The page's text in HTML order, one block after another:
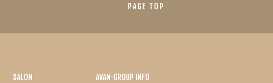
PAGE TOP
SALON AVAN-GROUP INFO